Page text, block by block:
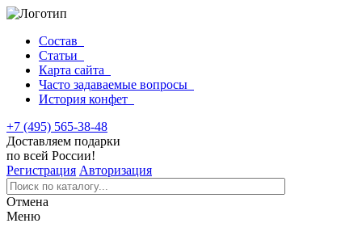
Состав
Статьи
Карта сайта
Часто задаваемые вопросы
История конфет
+7 (495) 565-38-48
Доставляем подарки
по всей России!
Регистрация Авторизация
Отмена
Меню